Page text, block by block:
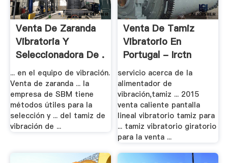
Venta De Zaranda
Vibratoria Y
Seleccionadora De .
... en el equipo de vibración.
Venta de zaranda ... la
empresa de SBM tiene
métodos útiles para la
selección y ... del tamiz de
vibración de ...
Venta De Tamiz
Vibratorio En
Portugal - Irctn
servicio acerca de la
alimentador de
vibración,tamiz ... 2015
venta caliente pantalla
lineal vibratorio tamiz para
... tamiz vibratorio giratorio
para la venta ...